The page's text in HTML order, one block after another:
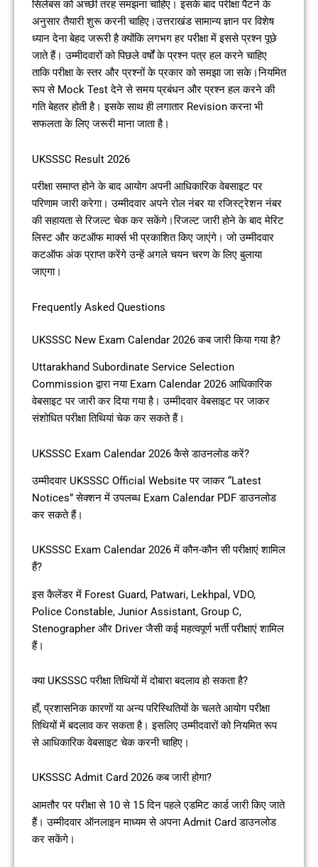
सिलेबस को अच्छी तरह समझना चाहिए। इसके बाद परीक्षा पैटर्न के
अनुसार तैयारी शुरू करनी चाहिए।उत्तराखंड सामान्य ज्ञान पर विशेष
ध्यान देना बेहद जरूरी है क्योंकि लगभग हर परीक्षा में इससे प्रश्न पूछे
जाते हैं। उम्मीदवारों को पिछले वर्षों के प्रश्न पत्र हल करने चाहिए
ताकि परीक्षा के स्तर और प्रश्नों के प्रकार को समझा जा सके।नियमित
रूप से Mock Test देने से समय प्रबंधन और प्रश्न हल करने की
गति बेहतर होती है। इसके साथ ही लगातार Revision करना भी
सफलता के लिए जरूरी माना जाता है।
UKSSSC Result 2026
परीक्षा समाप्त होने के बाद आयोग अपनी आधिकारिक वेबसाइट पर
परिणाम जारी करेगा। उम्मीदवार अपने रोल नंबर या रजिस्ट्रेशन नंबर
की सहायता से रिजल्ट चेक कर सकेंगे।रिजल्ट जारी होने के बाद मेरिट
लिस्ट और कटऑफ मार्क्स भी प्रकाशित किए जाएंगे। जो उम्मीदवार
कटऑफ अंक प्राप्त करेंगे उन्हें अगले चयन चरण के लिए बुलाया
जाएगा।
Frequently Asked Questions
UKSSSC New Exam Calendar 2026 कब जारी किया गया है?
Uttarakhand Subordinate Service Selection
Commission द्वारा नया Exam Calendar 2026 आधिकारिक
वेबसाइट पर जारी कर दिया गया है। उम्मीदवार वेबसाइट पर जाकर
संशोधित परीक्षा तिथियां चेक कर सकते हैं।
UKSSSC Exam Calendar 2026 कैसे डाउनलोड करें?
उम्मीदवार UKSSSC Official Website पर जाकर “Latest
Notices” सेक्शन में उपलब्ध Exam Calendar PDF डाउनलोड
कर सकते हैं।
UKSSSC Exam Calendar 2026 में कौन-कौन सी परीक्षाएं शामिल
हैं?
इस कैलेंडर में Forest Guard, Patwari, Lekhpal, VDO,
Police Constable, Junior Assistant, Group C,
Stenographer और Driver जैसी कई महत्वपूर्ण भर्ती परीक्षाएं शामिल
हैं।
क्या UKSSSC परीक्षा तिथियों में दोबारा बदलाव हो सकता है?
हाँ, प्रशासनिक कारणों या अन्य परिस्थितियों के चलते आयोग परीक्षा
तिथियों में बदलाव कर सकता है। इसलिए उम्मीदवारों को नियमित रूप
से आधिकारिक वेबसाइट चेक करनी चाहिए।
UKSSSC Admit Card 2026 कब जारी होगा?
आमतौर पर परीक्षा से 10 से 15 दिन पहले एडमिट कार्ड जारी किए जाते
हैं। उम्मीदवार ऑनलाइन माध्यम से अपना Admit Card डाउनलोड
कर सकेंगे।